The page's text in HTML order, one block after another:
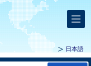
日本語